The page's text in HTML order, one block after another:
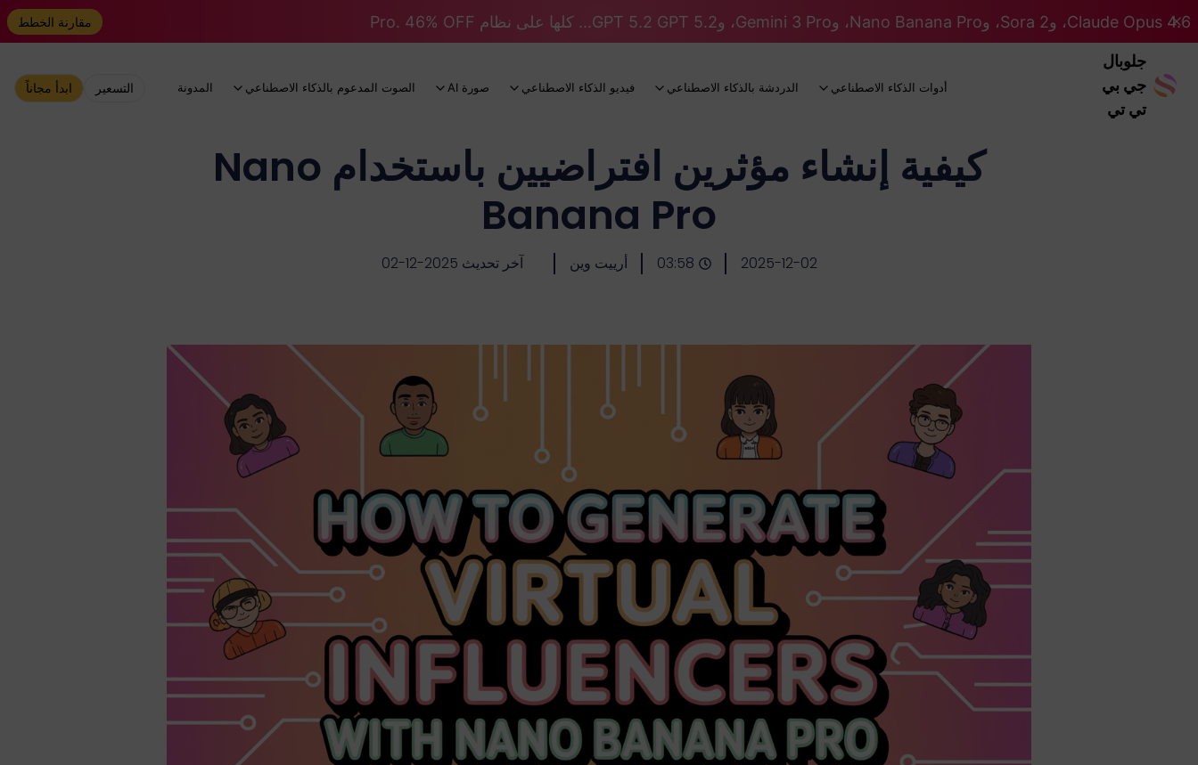
Claude Opus 4.6، وSora 2، وNano Banana Pro، وGemini 3 Pro، وGPT 5.2 GPT 5.2... كلها على نظام Pro. 46% OFF مقارنة الخطط
جلوبال
جي بي
تي تي
أدوات الذكاء الاصطناعي الدردشة بالذكاء الاصطناعي فيديو الذكاء الاصطناعي صورة AI الصوت المدعوم بالذكاء الاصطناعي المدونة التسعير ابدأ مجاناً
كيفية إنشاء مؤثرين افتراضيين باستخدام Nano
Banana Pro
2025-12-02
03:58 أرييت وين آخر تحديث 2025-12-02